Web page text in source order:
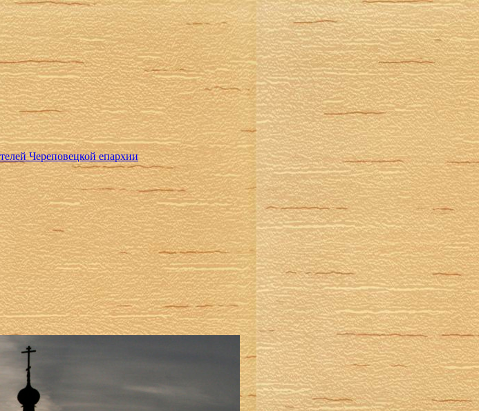
Череповецкой епархии